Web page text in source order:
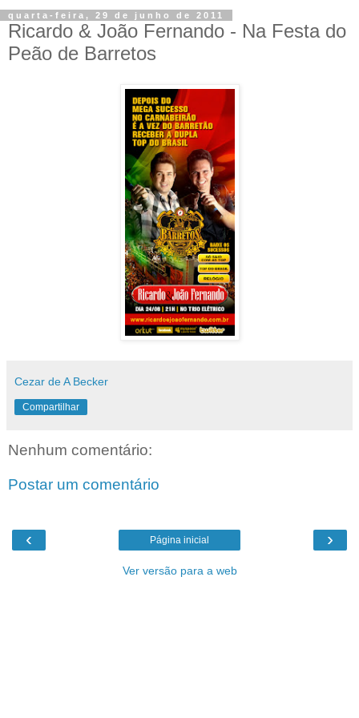
quarta-feira, 29 de junho de 2011
Ricardo & João Fernando - Na Festa do
Cezar de A Becker
Compartilhar
Nenhum comentário:
Postar um comentário
‹ ›
Página inicial
Ver versão para a web